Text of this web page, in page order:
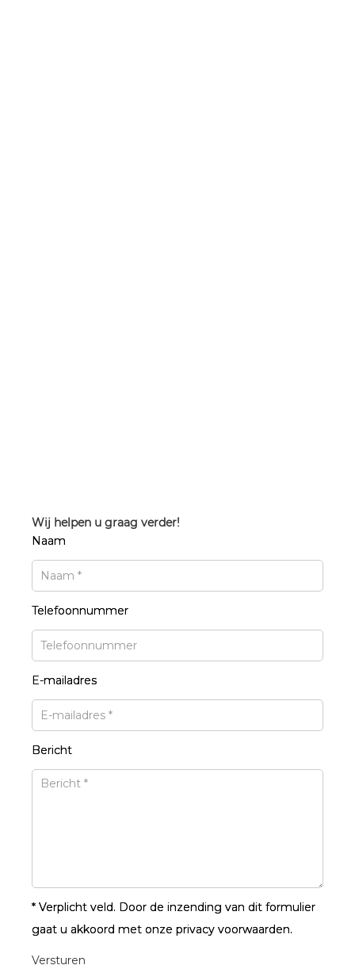
Wij helpen u graag verder!
Naam
Telefoonnummer
E-mailadres
Bericht
* Verplicht veld. Door de inzending van dit formulier
gaat u akkoord met onze privacy voorwaarden.
Versturen